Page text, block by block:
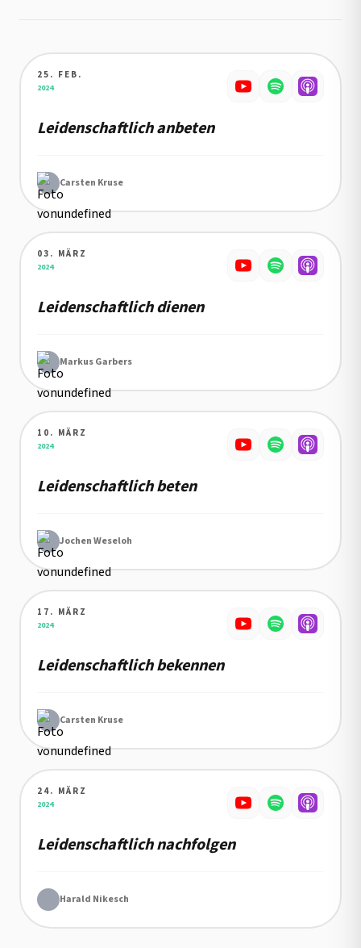
Details zu Leidenschaftlich anbeten
25. FEB.
2024
Leidenschaftlich anbeten
Carsten Kruse
Details zu Leidenschaftlich dienen
03. MÄRZ
2024
Leidenschaftlich dienen
Markus Garbers
Details zu Leidenschaftlich beten
10. MÄRZ
2024
Leidenschaftlich beten
Jochen Weseloh
Details zu Leidenschaftlich bekennen
17. MÄRZ
2024
Leidenschaftlich bekennen
Carsten Kruse
Details zu Leidenschaftlich nachfolgen
24. MÄRZ
2024
Leidenschaftlich nachfolgen
Harald Nikesch